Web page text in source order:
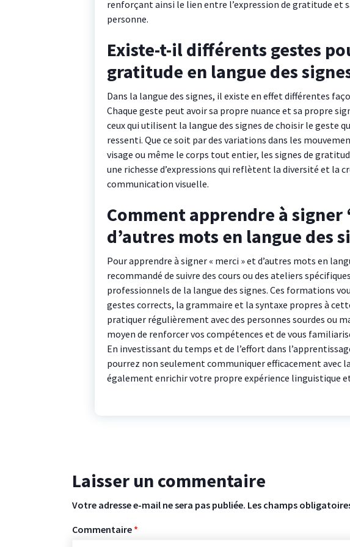
renforçant ainsi le lien entre l’expression de gratitude et
personne.
Existe-t-il différents gestes
gratitude en langue des
Dans la langue des signes, il existe en effet différentes
Chaque geste peut avoir sa propre nuance et sa propre
ceux qui utilisent la langue des signes de choisir le geste
ressenti. Que ce soit par des variations dans les
visage ou même le corps tout entier, les signes de
une richesse d’expressions qui reflètent la diversité et la
communication visuelle.
Comment apprendre à signer
d’autres mots en langue des
Pour apprendre à signer « merci » et d’autres mots en
recommandé de suivre des cours ou des ateliers
professionnels de la langue des signes. Ces formations
gestes corrects, la grammaire et la syntaxe propres à
pratiquer régulièrement avec des personnes sourdes ou
moyen de renforcer vos compétences et de vous
En investissant du temps et de l’effort dans
pourrez non seulement communiquer efficacement avec
également enrichir votre propre expérience linguistique
Laisser un commentaire
Votre adresse e-mail ne sera pas publiée. Les champs
Commentaire *